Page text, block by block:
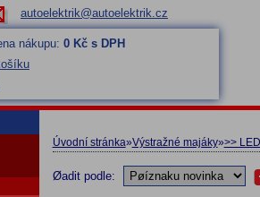
autoelektrik@autoelektrik.cz
nákupu: 0 Kč s DPH
Úvodní stránka»Výstražné majáky»>> LED
Øadit podle: